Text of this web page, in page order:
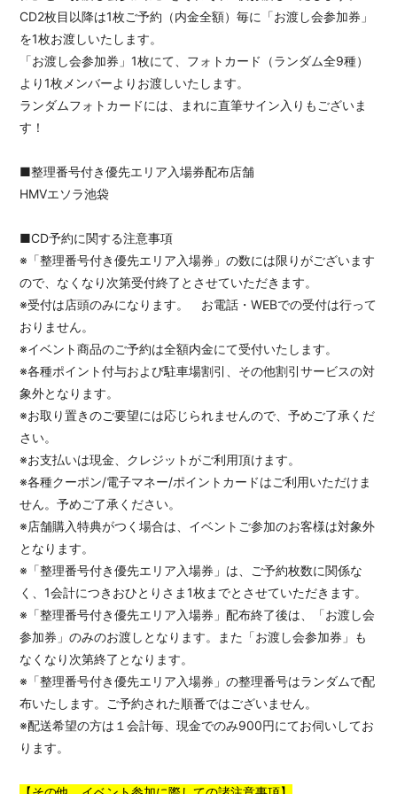
CD2枚目以降は1枚ご予約（内金全額）毎に「お渡し会参加券」
を1枚お渡しいたします。
「お渡し会参加券」1枚にて、フォトカード（ランダム全9種）
より1枚メンバーよりお渡しいたします。
ランダムフォトカードには、まれに直筆サイン入りもございま
す！
■整理番号付き優先エリア入場券配布店舗
HMVエソラ池袋
■CD予約に関する注意事項
※「整理番号付き優先エリア入場券」の数には限りがございます
ので、なくなり次第受付終了とさせていただきます。
※受付は店頭のみになります。 お電話・WEBでの受付は行って
おりません。
※イベント商品のご予約は全額内金にて受付いたします。
※各種ポイント付与および駐車場割引、その他割引サービスの対
象外となります。
※お取り置きのご要望には応じられませんので、予めご了承くだ
さい。
※お支払いは現金、クレジットがご利用頂けます。
※各種クーポン/電子マネー/ポイントカードはご利用いただけま
せん。予めご了承ください。
※店舗購入特典がつく場合は、イベントご参加のお客様は対象外
となります。
※「整理番号付き優先エリア入場券」は、ご予約枚数に関係な
く、1会計につきおひとりさま1枚までとさせていただきます。
※「整理番号付き優先エリア入場券」配布終了後は、「お渡し会
参加券」のみのお渡しとなります。また「お渡し会参加券」も
なくなり次第終了となります。
※「整理番号付き優先エリア入場券」の整理番号はランダムで配
布いたします。ご予約された順番ではございません。
※配送希望の方は１会計毎、現金でのみ900円にてお伺いしてお
ります。